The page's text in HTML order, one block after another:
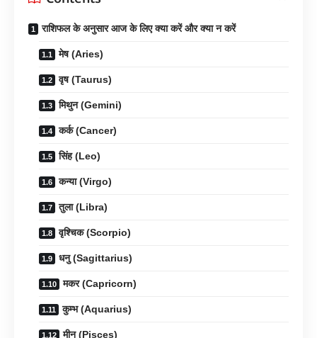
राशिफल के अनुसार आज के लिए क्या करें और क्या न करें
मेष (Aries)
वृष (Taurus)
मिथुन (Gemini)
कर्क (Cancer)
सिंह (Leo)
कन्या (Virgo)
तुला (Libra)
वृश्चिक (Scorpio)
धनु (Sagittarius)
मकर (Capricorn)
कुम्भ (Aquarius)
मीन (Pisces)